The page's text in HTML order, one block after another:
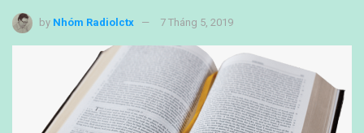
by Nhóm Radiolctx 7 Tháng 5, 2019